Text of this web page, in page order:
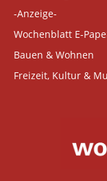
-Anzeige-
Wochenblatt E-
Bauen & Wohnen
Freizeit, Kultur &